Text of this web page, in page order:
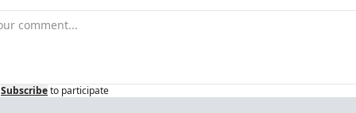
Subscribeto participate